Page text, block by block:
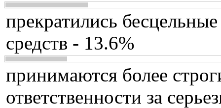
прекратились
средств - 13.6%
принимаются более
ответственности за